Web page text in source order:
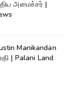
அமைச்சர் |
Manikandan
| Palani Land